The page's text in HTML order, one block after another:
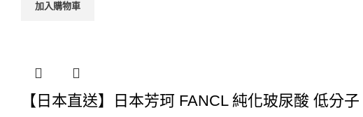
加入購物車
【日本直送】日本芳珂 FANCL 純化玻尿酸 低分